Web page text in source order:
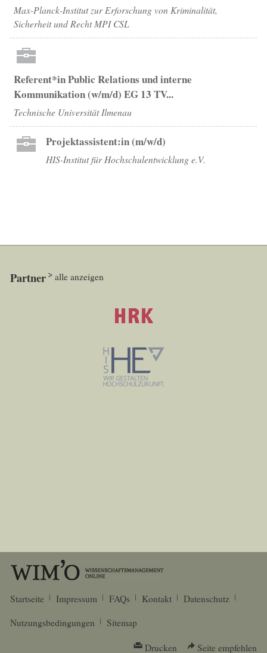
Max-Planck-Institut zur Erforschung von Kriminalität,
Sicherheit und Recht MPI CSL
Referent*in Public Relations und interne
Kommunikation (w/m/d) EG 13 TV...
Technische Universität Ilmenau
Projektassistent:in (m/w/d)
HIS-Institut für Hochschulentwicklung e.V.
Partner alle anzeigen
Startseite Impressum FAQs Kontakt
Datenschutz
Nutzungsbedingungen
Sitemap
Drucken Seite empfehlen